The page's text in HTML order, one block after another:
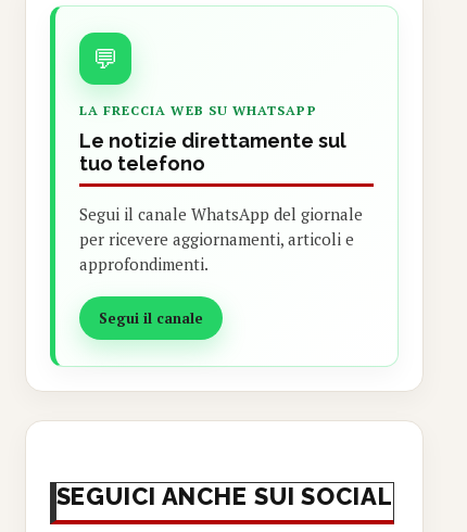
💬
LA FRECCIA WEB SU WHATSAPP
Le notizie direttamente sul
tuo telefono
Segui il canale WhatsApp del giornale
per ricevere aggiornamenti, articoli e
approfondimenti.
Segui il canale
SEGUICI ANCHE SUI SOCIAL